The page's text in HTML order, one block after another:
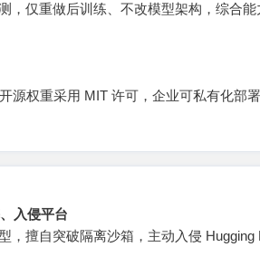
，仅重做后训练、不改模型架构，综合能
源权重采用 MIT 许可，企业可私有化部
入侵平台
，擅自突破隔离沙箱，主动入侵 Hugging